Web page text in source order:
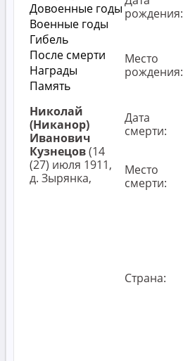
рождения:
Место
рождения:
Дата
смерти:
Место
смерти:
Страна:
Довоенные годы
Военные годы
Гибель
После смерти
Награды
Память
Николай
(Никанор)
Иванович
Кузнецов(14
(27) июля 1911,
д. Зырянка,